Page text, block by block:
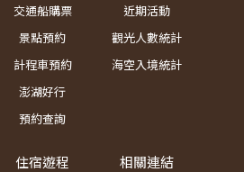
交通船購票
景點預約
計程車預約
澎湖好行
預約查詢
近期活動
觀光人數統計
海空入境統計
住宿遊程 相關連結